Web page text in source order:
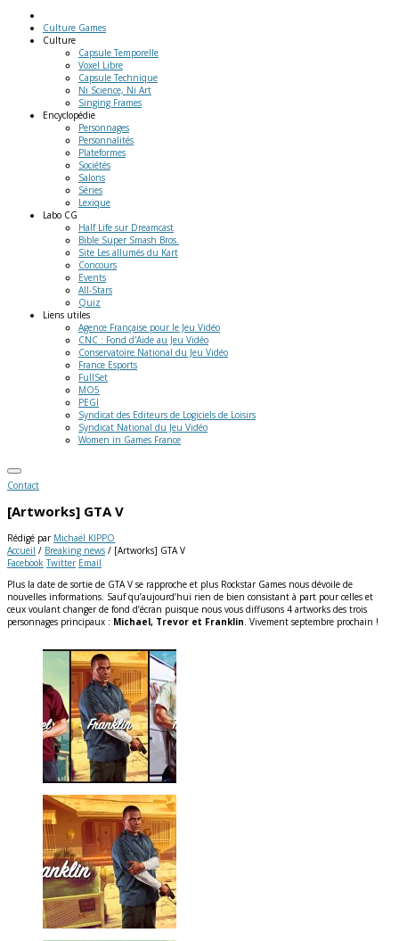
Culture Games
Culture
Capsule Temporelle
Voxel Libre
Capsule Technique
Ni Science, Ni Art
Singing Frames
Encyclopédie
Personnages
Personnalités
Plateformes
Sociétés
Salons
Séries
Lexique
Labo CG
Half Life sur Dreamcast
Bible Super Smash Bros.
Site Les allumés du Kart
Concours
Events
All-Stars
Quiz
Liens utiles
Agence Française pour le Jeu Vidéo
CNC : Fond d'Aide au Jeu Vidéo
Conservatoire National du Jeu Vidéo
France Esports
FullSet
MO5
PEGI
Syndicat des Editeurs de Logiciels de Loisirs
Syndicat National du Jeu Vidéo
Women in Games France
Contact
[Artworks] GTA V
Rédigé par Michaël KIPPO
Accueil / Breaking news / [Artworks] GTA V
Facebook Twitter Email
Plus la date de sortie de GTA V se rapproche et plus Rockstar Games nous dévoile de
nouvelles informations. Sauf qu’aujourd’hui rien de bien consistant à part pour celles et
ceux voulant changer de fond d’écran puisque nous vous diffusons 4 artworks des trois
personnages principaux : Michael, Trevor et Franklin. Vivement septembre prochain !